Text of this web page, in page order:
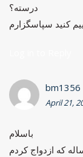
درسته؟
bm1356
April 21,
باسلام
که ازدواج کردم